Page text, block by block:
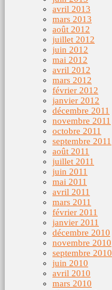
avril 2013
mars 2013
août 2012
juillet 2012
juin 2012
mai 2012
avril 2012
mars 2012
février 2012
janvier 2012
décembre 2011
novembre 2011
octobre 2011
septembre 2011
août 2011
juillet 2011
juin 2011
mai 2011
avril 2011
mars 2011
février 2011
janvier 2011
décembre 2010
novembre 2010
septembre 2010
juin 2010
avril 2010
mars 2010